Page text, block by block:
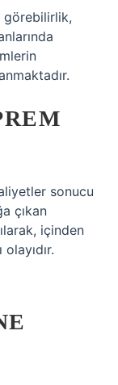
görebilirlik,
sonucu
çıkan
içinden